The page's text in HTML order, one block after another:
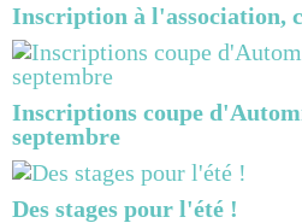
Inscription à l'association,
Inscriptions coupe
septembre
Des stages pour l'été !